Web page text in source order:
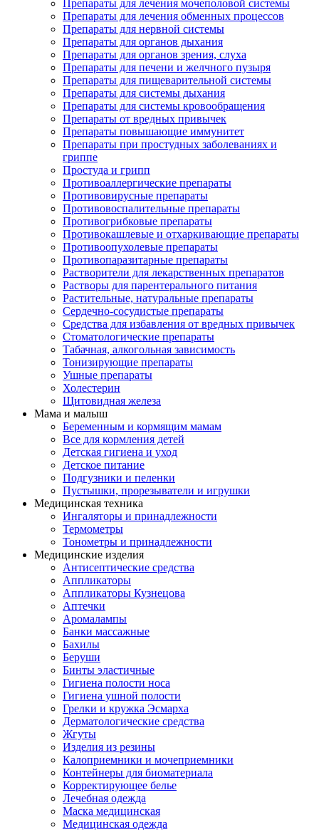
Препараты для лечения мочеполовой системы
Препараты для лечения обменных процессов
Препараты для нервной системы
Препараты для органов дыхания
Препараты для органов зрения, слуха
Препараты для печени и желчного пузыря
Препараты для пищеварительной системы
Препараты для системы дыхания
Препараты для системы кровообращения
Препараты от вредных привычек
Препараты повышающие иммунитет
Препараты при простудных заболеваниях и
гриппе
Простуда и грипп
Противоаллергические препараты
Противовирусные препараты
Противовоспалительные препараты
Противогрибковые препараты
Противокашлевые и отхаркивающие препараты
Противоопухолевые препараты
Противопаразитарные препараты
Растворители для лекарственных препаратов
Растворы для парентерального питания
Растительные, натуральные препараты
Сердечно-сосудистые препараты
Средства для избавления от вредных привычек
Стоматологические препараты
Табачная, алкогольная зависимость
Тонизирующие препараты
Ушные препараты
Холестерин
Щитовидная железа
Мама и малыш
Беременным и кормящим мамам
Все для кормления детей
Детская гигиена и уход
Детское питание
Подгузники и пеленки
Пустышки, прорезыватели и игрушки
Медицинская техника
Ингаляторы и принадлежности
Термометры
Тонометры и принадлежности
Медицинские изделия
Антисептические средства
Аппликаторы
Аппликаторы Кузнецова
Аптечки
Аромалампы
Банки массажные
Бахилы
Беруши
Бинты эластичные
Гигиена полости носа
Гигиена ушной полости
Грелки и кружка Эсмарха
Дерматологические средства
Жгуты
Изделия из резины
Калоприемники и мочеприемники
Контейнеры для биоматериала
Корректирующее белье
Лечебная одежда
Маска медицинская
Медицинская одежда